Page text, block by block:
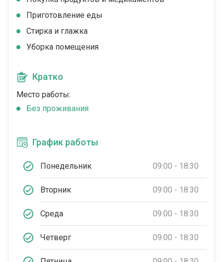
Приготовление еды
Стирка и глажка
Уборка помещения
Кратко
Место работы:
Без проживания
График работы
Понедельник 09:00 - 18:30
Вторник 09:00 - 18:30
Среда 09:00 - 18:30
Четверг 09:00 - 18:30